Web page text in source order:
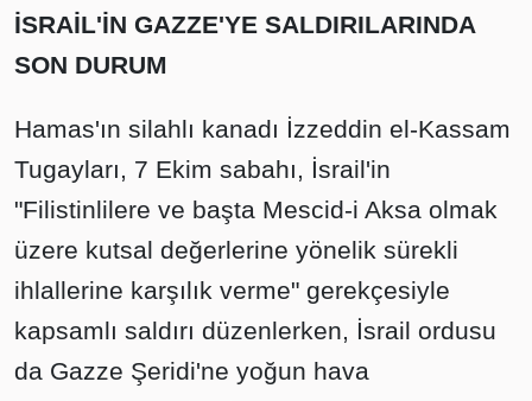
İSRAİL'İN GAZZE'YE SALDIRILARINDA
SON DURUM
Hamas'ın silahlı kanadı İzzeddin el-Kassam
Tugayları, 7 Ekim sabahı, İsrail'in
"Filistinlilere ve başta Mescid-i Aksa olmak
üzere kutsal değerlerine yönelik sürekli
ihlallerine karşılık verme" gerekçesiyle
kapsamlı saldırı düzenlerken, İsrail ordusu
da Gazze Şeridi'ne yoğun hava